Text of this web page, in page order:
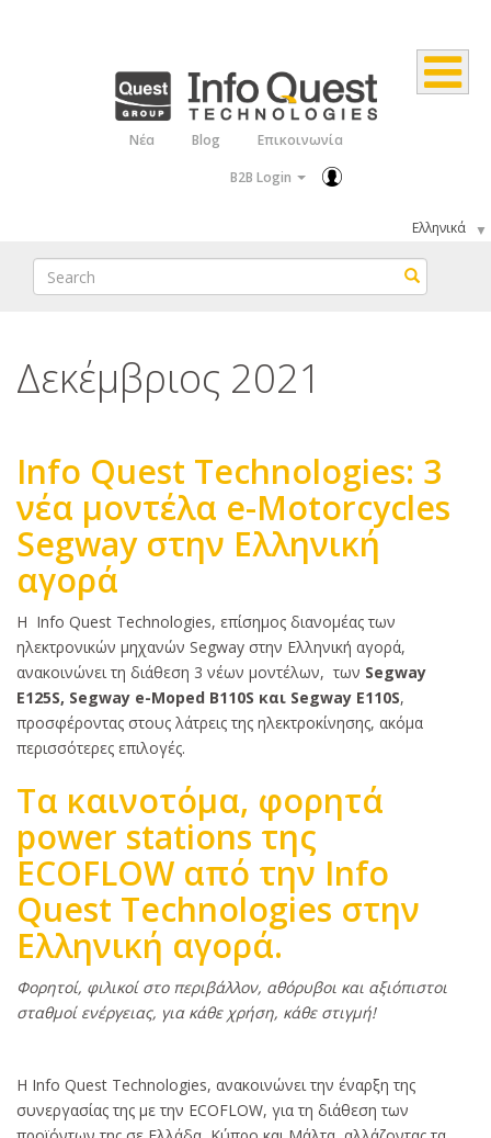
Νέα Blog
Επικοινωνία
B2B Login
Select
your
language
Search Search
Δεκέμβριος 2021
Info Quest Technologies: 3
νέα μοντέλα e-Motorcycles
Segway στην Ελληνική
αγορά
Κυρίως
κείμενο
Η Info Quest Technologies, επίσημος διανομέας των
ηλεκτρονικών μηχανών Segway στην Ελληνική αγορά,
ανακοινώνει τη διάθεση 3 νέων μοντέλων, των Segway
E125S, Segway e-Moped B110S και Segway E110S,
προσφέροντας στους λάτρεις της ηλεκτροκίνησης, ακόμα
περισσότερες επιλογές.
Τα καινοτόμα, φορητά
power stations της
ECOFLOW από την Info
Quest Technologies στην
Ελληνική αγορά.
Κυρίως
κείμενο
Φορητοί, φιλικοί στο περιβάλλον, αθόρυβοι και αξιόπιστοι
σταθμοί ενέργειας, για κάθε χρήση, κάθε στιγμή!
Η Info Quest Technologies, ανακοινώνει την έναρξη της
συνεργασίας της με την ECOFLOW, για τη διάθεση των